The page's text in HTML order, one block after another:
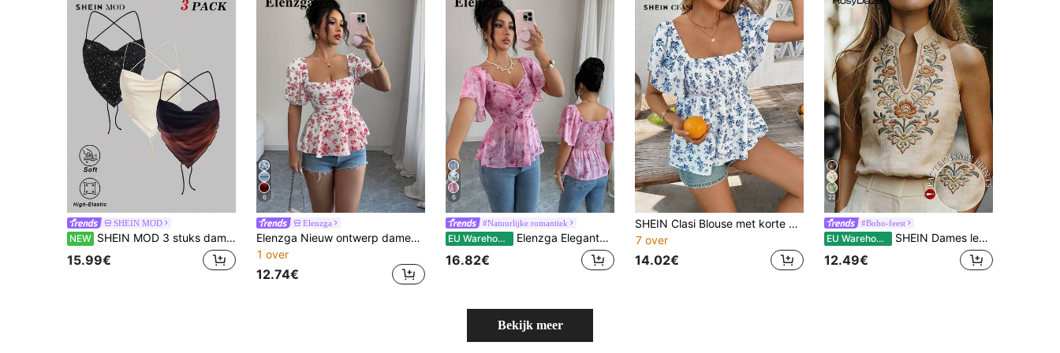
SHEIN MOD
NEW SHEIN MOD 3 stuks dames tanktops met cowlnek en vierkante zoom
15.99€
6
Elenzga
Elenzga Nieuw ontwerp dames vierkante kraag pofmouw taillelijn volant zoom ditsy bloemen casual elegante blouse
1 over
12.74€
6
#Natuurlijke romantiek
EU Warehouse Elenzga Elegante damesblouse met vlinderprint, vleermuismouwen en plooien in een zoete Franse stijl. Modieus, veelzijdig, gracieus en verfijnd. Geschikt voor diverse gelegenheden, van formele werkkleding en woon-werkverkeer tot sexy outfits, romantische Franse stijl, casual uitjes, vakanties, evenementen met een retro thema uit het Midden-Oosten, gezellige theekransjes, charmante feestjes, en natuurlijk ook Nieuwjaar, Thanksgiving, Kerstmis, Valentijnsdag en andere feestdagen, lente/zomer.
16.82€
SHEIN Clasi Blouse met korte mouwen en bloemenprint en ruches voor dames, in vakantiestijl.
7 over
14.02€
22
#Boho-feest
EU Warehouse SHEIN Dames lente/zomer nieuwe V-hals getailleerde mouwloze elegante tanktop met bloemenprint in casual chique streetstyle.
12.49€
Bekijk meer